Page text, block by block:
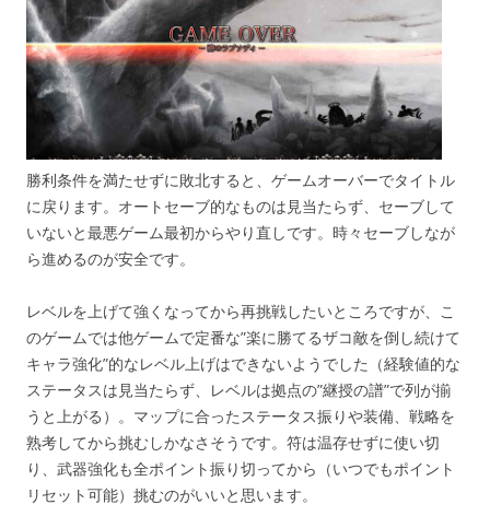
勝利条件を満たせずに敗北すると、ゲームオーバーでタイトル
に戻ります。オートセーブ的なものは見当たらず、セーブして
いないと最悪ゲーム最初からやり直しです。時々セーブしなが
ら進めるのが安全です。
レベルを上げて強くなってから再挑戦したいところですが、こ
のゲームでは他ゲームで定番な”楽に勝てるザコ敵を倒し続けて
キャラ強化”的なレベル上げはできないようでした（経験値的な
ステータスは見当たらず、レベルは拠点の”継授の譜”で列が揃
うと上がる）。マップに合ったステータス振りや装備、戦略を
熟考してから挑むしかなさそうです。符は温存せずに使い切
り、武器強化も全ポイント振り切ってから（いつでもポイント
リセット可能）挑むのがいいと思います。